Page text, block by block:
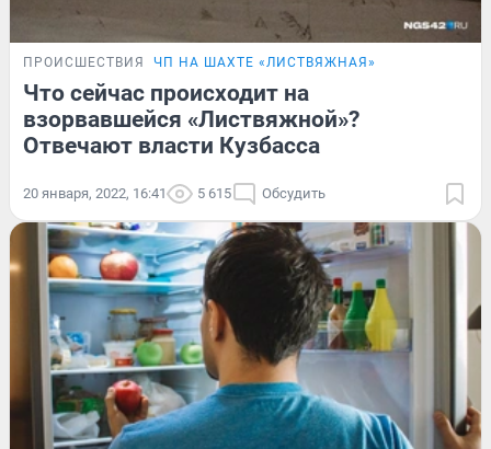
ПРОИСШЕСТВИЯ ЧП НА ШАХТЕ «ЛИСТВЯЖНАЯ»
Что сейчас происходит на
взорвавшейся «Листвяжной»?
Отвечают власти Кузбасса
20 января, 2022, 16:41 5 615 Обсудить